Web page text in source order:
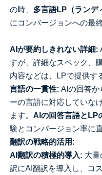
の時、 多言語LP（ランデ
にコンバージョンへの最
AIが要約しきれない詳細:
すが、詳細なスペック、
内容などは、LPで提供す
言語の一貫性: AIの回答か
ーの言語に対応していな
ます。 AIの回答言語とLP
験とコンバージョン率に
翻訳の戦略的活用:
AI翻訳の積極的導入: 大
訳にAI翻訳を導入し、コ